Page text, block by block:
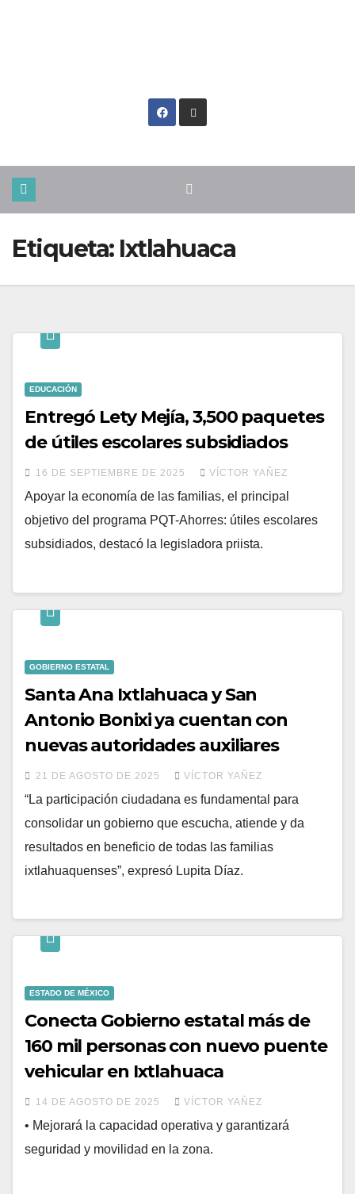
Etiqueta: Ixtlahuaca
EDUCACIÓN
Entregó Lety Mejía, 3,500 paquetes
de útiles escolares subsidiados
16 DE SEPTIEMBRE DE 2025 VÍCTOR YAÑEZ
Apoyar la economía de las familias, el principal
objetivo del programa PQT-Ahorres: útiles escolares
subsidiados, destacó la legisladora priista.
GOBIERNO ESTATAL
Santa Ana Ixtlahuaca y San
Antonio Bonixi ya cuentan con
nuevas autoridades auxiliares
21 DE AGOSTO DE 2025 VÍCTOR YAÑEZ
“La participación ciudadana es fundamental para
consolidar un gobierno que escucha, atiende y da
resultados en beneficio de todas las familias
ixtlahuaquenses”, expresó Lupita Díaz.
ESTADO DE MÉXICO
Conecta Gobierno estatal más de
160 mil personas con nuevo puente
vehicular en Ixtlahuaca
14 DE AGOSTO DE 2025 VÍCTOR YAÑEZ
• Mejorará la capacidad operativa y garantizará
seguridad y movilidad en la zona.